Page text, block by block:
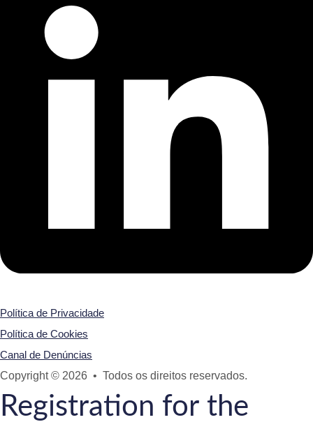
Política de Privacidade
Política de Cookies
Canal de Denúncias
Copyright © 2026 • Todos os direitos reservados.
Registration for the